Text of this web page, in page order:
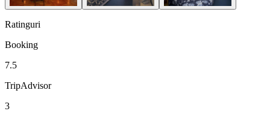
Ratinguri
Booking
7.5
TripAdvisor
3